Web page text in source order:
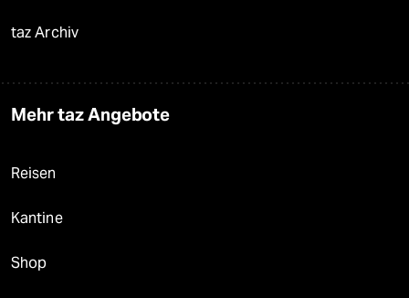
taz Archiv
Mehr taz Angebote
Reisen
Kantine
Shop